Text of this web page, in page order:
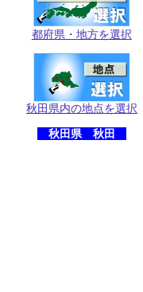
都府県・地方を選択
秋田県内の地点を選択
秋田県 秋田